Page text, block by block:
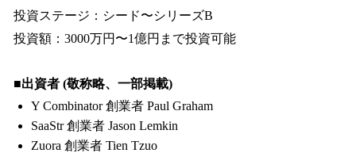
投資ステージ：シード〜シリーズB
投資額：3000万円〜1億円まで投資可能
■出資者 (敬称略、一部掲載)
Y Combinator 創業者 Paul Graham
SaaStr 創業者 Jason Lemkin
Zuora 創業者 Tien Tzuo